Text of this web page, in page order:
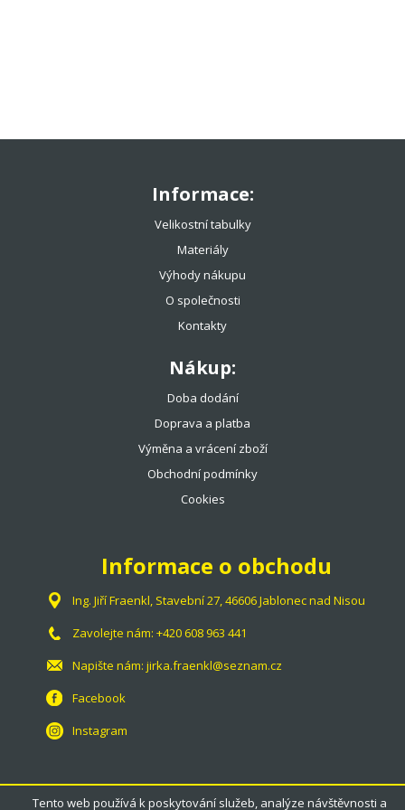
Informace:
Velikostní tabulky
Materiály
Výhody nákupu
O společnosti
Kontakty
Nákup:
Doba dodání
Doprava a platba
Výměna a vrácení zboží
Obchodní podmínky
Cookies
Informace o obchodu
Ing. Jiří Fraenkl, Stavební 27, 46606 Jablonec nad Nisou
Zavolejte nám: +420 608 963 441
Napište nám: jirka.fraenkl@seznam.cz
Facebook
Instagram
Tento web používá k poskytování služeb, analýze návštěvnosti a